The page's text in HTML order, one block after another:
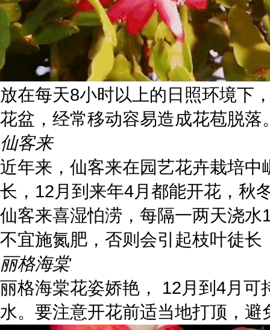
放在每天8小时以上的日照环境下
花盆，经常移动容易造成花苞脱落
仙客来
近年来，仙客来在园艺花卉栽培
长，12月到来年4月都能开花，秋
仙客来喜湿怕涝，每隔一两天浇
不宜施氮肥，否则会引起枝叶徒长
丽格海棠
丽格海棠花姿娇艳， 12月到4月
水。要注意开花前适当地打顶，避